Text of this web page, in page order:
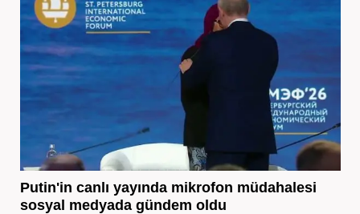
Putin'in canlı yayında mikrofon müdahalesi
sosyal medyada gündem oldu